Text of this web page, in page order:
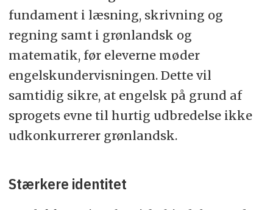
fundament i læsning, skrivning og
regning samt i grønlandsk og
matematik, før eleverne møder
engelskundervisningen. Dette vil
samtidig sikre, at engelsk på grund af
sprogets evne til hurtig udbredelse ikke
udkonkurrerer grønlandsk.
Stærkere identitet